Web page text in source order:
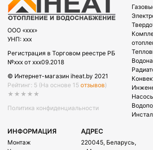
OOO «xxx»
УНП: xxx
Регистрация в Торговом реестре РБ
№xxx от xxx09.2018
© Интернет-магазин iheat.by 2021
Рейтинг: 5 (На основе 15 отзывов)
★★★★★
Политика конфиденциальности
ИНФОРМАЦИЯ
Монтаж
АДРЕС
220045, Беларусь,